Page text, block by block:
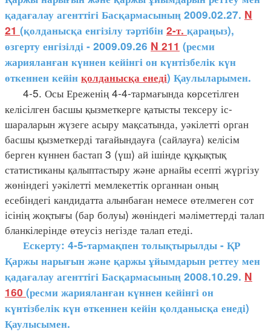
қадағалау агенттігі Басқармасының 2009.02.27. N
21 (қолданысқа енгізілу тәртібін 2-т. қараңыз),
өзгерту енгізілді - 2009.09.26 N 211 (ресми
жарияланған күннен кейінгі он күнтізбелік күн
өткеннен кейін қолданысқа енеді) Қаулыларымен.
4-5. Осы Ереженің 4-4-тармағында көрсетілген
келісілген басшы қызметкерге қатысты тексеру іс-
шараларын жүзеге асыру мақсатында, уәкілетті орган
басшы қызметкерді тағайындауға (сайлауға) келісім
берген күннен бастап 3 (үш) ай ішінде құқықтық
статистиканы қалыптастыру және арнайы есепті жүргізу
жөніндегі уәкілетті мемлекеттік органнан оның
есебіндегі кандидатта алынбаған немесе өтелмеген сот
ісінің жоқтығы (бар болуы) жөніндегі мәліметтерді талап
бланкілерінде өтеусіз негізде талап етеді.
Ескерту: 4-5-тармақпен толықтырылды - ҚР
Қаржы нарығын және қаржы ұйымдарын реттеу мен
қадағалау агенттігі Басқармасының 2008.10.29. N
160 (ресми жарияланған күннен кейінгі он
күнтізбелік күн өткеннен кейін қолданысқа енеді)
Қаулысымен.